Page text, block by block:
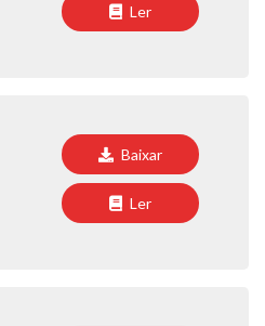
Ler
Baixar
Ler